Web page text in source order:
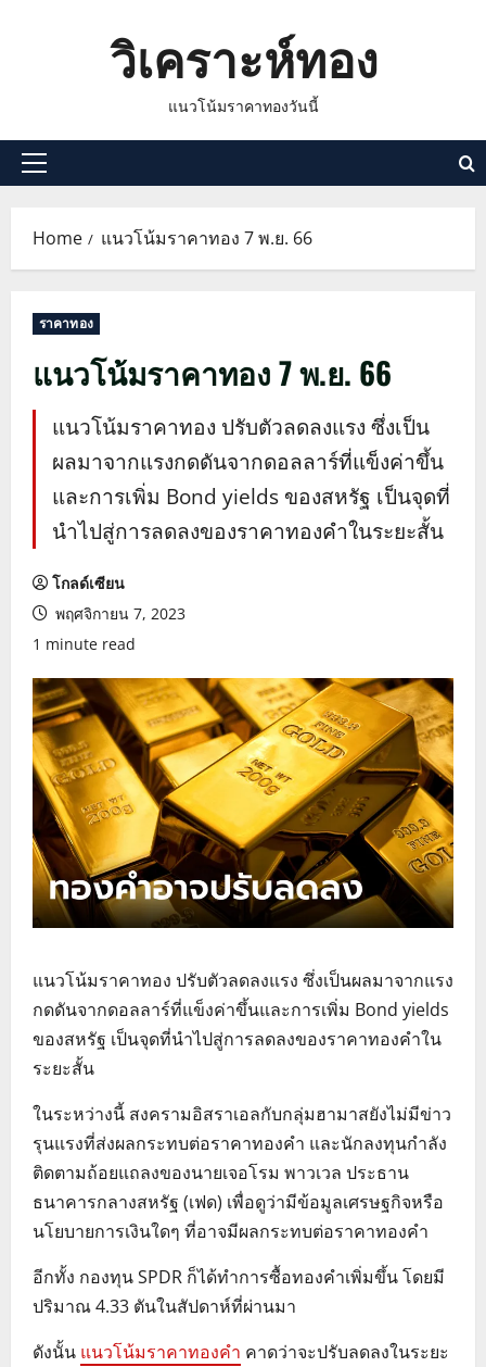
วิเคราะห์ทอง
แนวโน้มราคาทองวันนี้
Primary
Home แนวโน้มราคาทอง 7 พ.ย. 66
ราคาทอง
แนวโน้มราคาทอง 7 พ.ย. 66
แนวโน้มราคาทอง ปรับตัวลดลงแรง ซึ่งเป็น
ผลมาจากแรงกดดันจากดอลลาร์ที่แข็งค่าขึ้น
และการเพิ่ม Bond yields ของสหรัฐ เป็นจุดที่
นำไปสู่การลดลงของราคาทองคำในระยะสั้น
โกลด์เซียน
พฤศจิกายน 7, 2023
1 minute read
แนวโน้มราคาทอง ปรับตัวลดลงแรง ซึ่งเป็นผลมาจากแรง
กดดันจากดอลลาร์ที่แข็งค่าขึ้นและการเพิ่ม Bond yields
ของสหรัฐ เป็นจุดที่นำไปสู่การลดลงของราคาทองคำใน
ระยะสั้น
ในระหว่างนี้ สงครามอิสราเอลกับกลุ่มฮามาสยังไม่มีข่าว
รุนแรงที่ส่งผลกระทบต่อราคาทองคำ และนักลงทุนกำลัง
ติดตามถ้อยแถลงของนายเจอโรม พาวเวล ประธาน
ธนาคารกลางสหรัฐ (เฟด) เพื่อดูว่ามีข้อมูลเศรษฐกิจหรือ
นโยบายการเงินใดๆ ที่อาจมีผลกระทบต่อราคาทองคำ
อีกทั้ง กองทุน SPDR ก็ได้ทำการซื้อทองคำเพิ่มขึ้น โดยมี
ปริมาณ 4.33 ตันในสัปดาห์ที่ผ่านมา
ดังนั้น แนวโน้มราคาทองคำ คาดว่าจะปรับลดลงในระยะ